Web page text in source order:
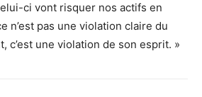
ci vont risquer nos actifs en
n’est pas une violation claire du
c’est une violation de son esprit. »